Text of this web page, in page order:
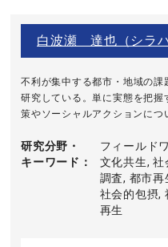
白波瀬 達也（シラ
不利が集中する都市・地域の課
研究している。単に実態を把
策やソーシャルアクションにつ
研究分野・
キーワード
フィールド
文化共生, 社
調査, 都市再
社会的包摂,
再生